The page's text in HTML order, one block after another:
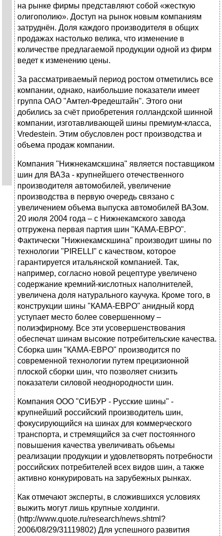
на рынке фирмы представляют собой «жесткую
олигополию». Доступ на рынок новым компаниям
затруднён. Доля каждого производителя в общих
продажах настолько велика, что изменение в
количестве предлагаемой продукции одной из фирм
ведет к изменению цены.
За рассматриваемый период ростом отметились все
компании, однако, наибольшие показатели имеет
группа ОАО "Амтел-Фредештайн". Этого они
добились за счёт приобретения голландской шинной
компании, изготавливающей шины премиум-класса,
Vredestein. Этим обусловлен рост производства и
объема продаж компании.
Компания "Нижнекамскшина" является поставщиком
шин для ВАЗа - крупнейшего отечественного
производителя автомобилей, увеличение
производства в первую очередь связано с
увеличением объема выпуска автомобилей ВАЗом.
20 июля 2004 года – с Нижнекамского завода
отгружена первая партия шин "КАМА-ЕВРО".
Фактически "Нижнекамскшина" производит шины по
технологии "PIRELLI" с качеством, которое
гарантируется итальянской компанией. Так,
например, согласно новой рецептуре увеличено
содержание кремний-кислотных наполнителей,
увеличена доля натурального каучука. Кроме того, в
конструкции шины "КАМА-ЕВРО" анидный корд
уступает место более совершенному –
полиэфирному. Все эти усовершенствования
обеспечат шинам высокие потребительские качества.
Сборка шин "КАМА-ЕВРО" производится по
современной технологии путем прецизионной
плоской сборки шин, что позволяет снизить
показатели силовой неоднородности шин.
Компания ООО "СИБУР - Русские шины" -
крупнейший российский производитель шин,
фокусирующийся на шинах для коммерческого
транспорта, и стремящийся за счет постоянного
повышения качества увеличивать объемы
реализации продукции и удовлетворять потребности
российских потребителей всех видов шин, а также
активно конкурировать на зарубежных рынках.
Как отмечают эксперты, в сложившихся условиях
выжить могут лишь крупные холдинги.
(http://www.quote.ru/research/news.shtml?
2006/08/29/31119802) Для успешного развития